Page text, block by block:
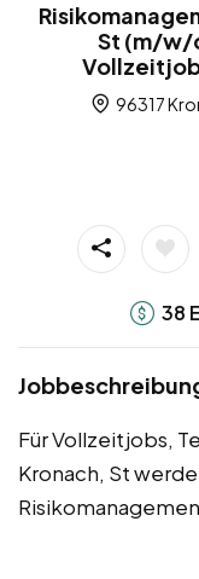
St (m/w/
96317
38
Für Vollzeitjobs,
Kronach, St